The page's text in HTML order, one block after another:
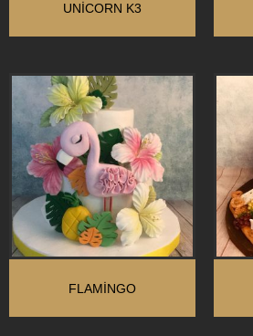
UNİCORN K3
FLAMINGO